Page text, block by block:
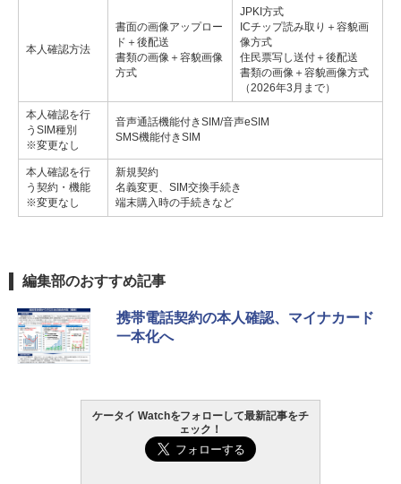
本人確認方法
書面の画像アップロー
ド＋後配送
書類の画像＋容貌画像
方式
JPKI方式
ICチップ読み取り＋容貌画
像方式
住民票写し送付＋後配送
書類の画像＋容貌画像方式
（2026年3月まで）
本人確認を行
うSIM種別
※変更なし
音声通話機能付きSIM/音声eSIM
SMS機能付きSIM
本人確認を行
う契約・機能
※変更なし
新規契約
名義変更、SIM交換手続き
端末購入時の手続きなど
編集部のおすすめ記事
携帯電話契約の本人確認、マイナカード
一本化へ
ケータイ Watchをフォローして最新記事をチ
ェック！